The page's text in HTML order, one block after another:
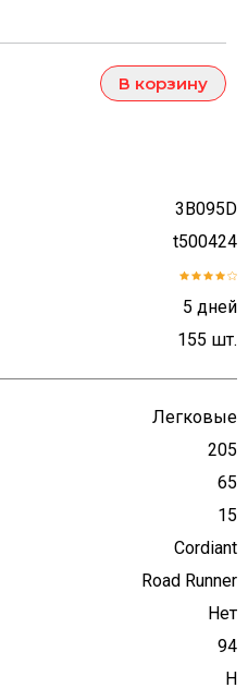
3B095D
t500424
5 дней
155 шт.
Легковые
205
65
15
Cordiant
Road Runner
Нет
94
H
В корзину